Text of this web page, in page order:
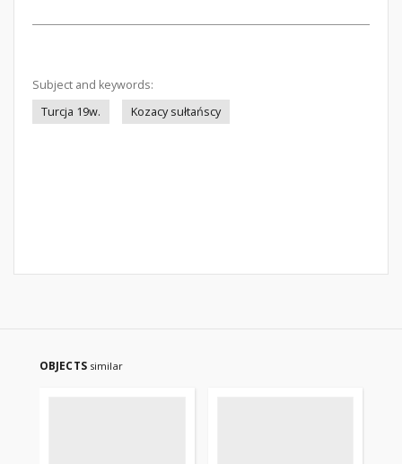
Subject and keywords:
Turcja 19w.
Kozacy sułtańscy
OBJECTS similar